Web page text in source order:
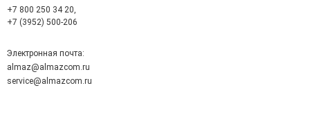
+7 800 250 34 20,
+7 (3952) 500-206
Электронная почта:
almaz@almazcom.ru
service@almazcom.ru